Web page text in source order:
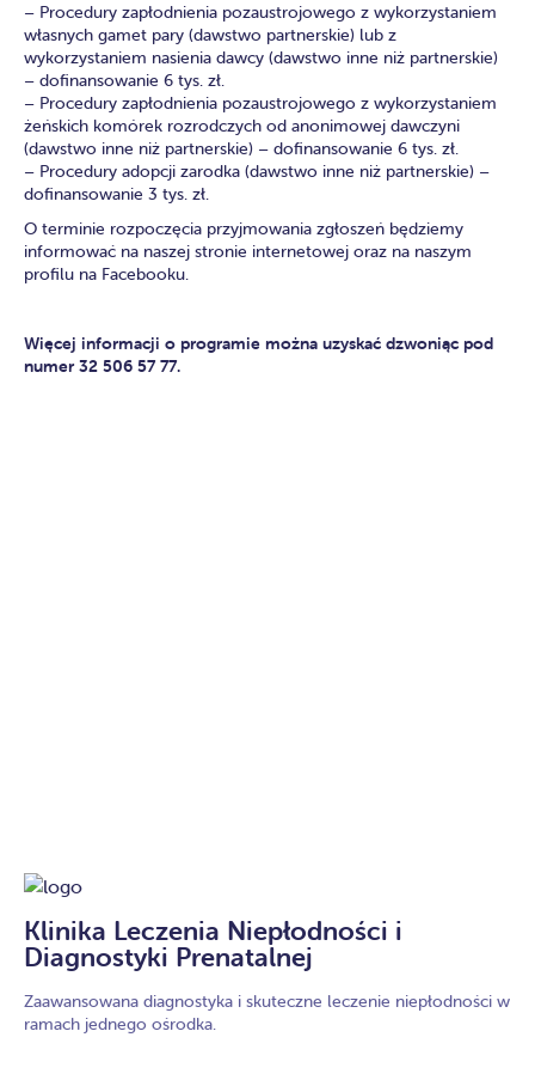
– Procedury zapłodnienia pozaustrojowego z wykorzystaniem
własnych gamet pary (dawstwo partnerskie) lub z
wykorzystaniem nasienia dawcy (dawstwo inne niż partnerskie)
– dofinansowanie 6 tys. zł.
– Procedury zapłodnienia pozaustrojowego z wykorzystaniem
żeńskich komórek rozrodczych od anonimowej dawczyni
(dawstwo inne niż partnerskie) – dofinansowanie 6 tys. zł.
– Procedury adopcji zarodka (dawstwo inne niż partnerskie) –
dofinansowanie 3 tys. zł.
O terminie rozpoczęcia przyjmowania zgłoszeń będziemy
informować na naszej stronie internetowej oraz na naszym
profilu na Facebooku.
Więcej informacji o programie można uzyskać dzwoniąc pod
numer 32 506 57 77.
Klinika Leczenia Niepłodności i
Diagnostyki Prenatalnej
Zaawansowana diagnostyka i skuteczne leczenie niepłodności w
ramach jednego ośrodka.